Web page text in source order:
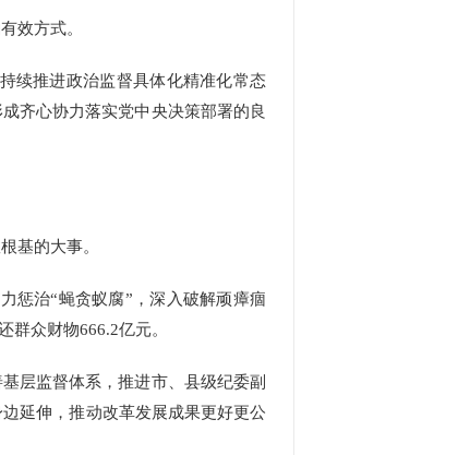
效方式。
续推进政治监督具体化精准化常态
齐心协力落实党中央决策部署的良
基的大事。
治“蝇贪蚁腐”，深入破解顽瘴痼
众财物666.2亿元。
层监督体系，推进市、县级纪委副
延伸，推动改革发展成果更好更公